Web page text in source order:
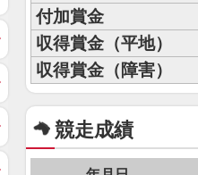
付加賞金
収得賞金（平地）
収得賞金（障害）
競走成績